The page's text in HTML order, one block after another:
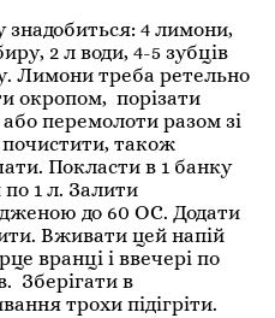
знадобиться: 4 лимони,
2 л води, 4-5 зубців
Лимони треба ретельно
окропом, порізати
перемолоти разом зі
також
Покласти в 1 банку
1 л. Залити
до 60 ОС. Додати
Вживати цей напій
вранці і ввечері по
Зберігати в
трохи підігріти.